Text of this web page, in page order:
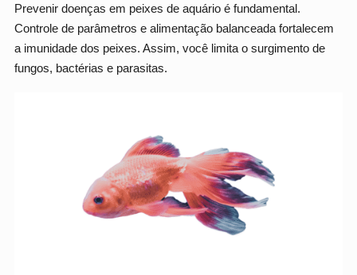
Prevenir doenças em peixes de aquário é fundamental.
Controle de parâmetros e alimentação balanceada fortalecem
a imunidade dos peixes. Assim, você limita o surgimento de
fungos, bactérias e parasitas.